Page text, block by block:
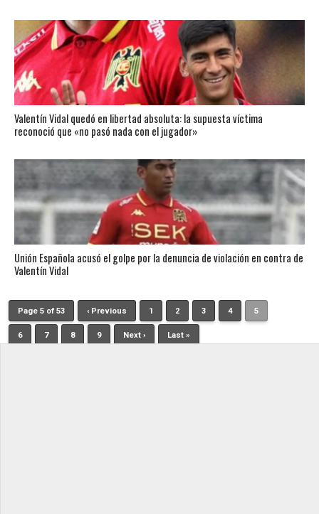
Valentín Vidal quedó en libertad absoluta: la supuesta víctima
reconoció que «no pasó nada con el jugador»
Unión Española acusó el golpe por la denuncia de violación en contra de
Valentín Vidal
Page 5 of 53 ‹ Previous 1 2 3 4 5
6 7 8 9 Next › Last »